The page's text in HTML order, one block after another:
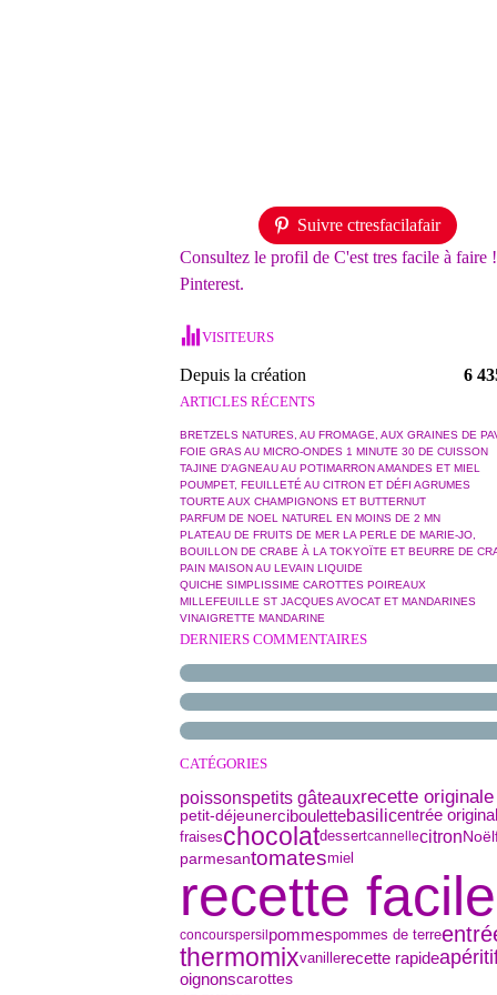
Suivre ctresfacilafair
Consultez le profil de C'est tres facile à faire
Pinterest.
VISITEURS
Depuis la création 6
ARTICLES RÉCENTS
BRETZELS NATURES, AU FROMAGE, AUX GRAINES DE
FOIE GRAS AU MICRO-ONDES 1 MINUTE 30 DE CUISSON
TAJINE D'AGNEAU AU POTIMARRON AMANDES ET MIEL
POUMPET, FEUILLETÉ AU CITRON ET DÉFI AGRUMES
TOURTE AUX CHAMPIGNONS ET BUTTERNUT
PARFUM DE NOEL NATUREL EN MOINS DE 2 MN
PLATEAU DE FRUITS DE MER LA PERLE DE MARIE-JO,
BOUILLON DE CRABE À LA TOKYOÏTE ET BEURRE DE
PAIN MAISON AU LEVAIN LIQUIDE
QUICHE SIMPLISSIME CAROTTES POIREAUX
MILLEFEUILLE ST JACQUES AVOCAT ET MANDARINES
VINAIGRETTE MANDARINE
DERNIERS COMMENTAIRES
CATÉGORIES
poissonspetits gâteauxrecette originale
petit-déjeunerciboulettebasilicentrée
fraiseschocolatdessertcannellecitronNoël
parmesantomatesmiel
recette facile
concourspersilpommespommes de terre
thermomixvanillerecette rapide
oignonscarottes